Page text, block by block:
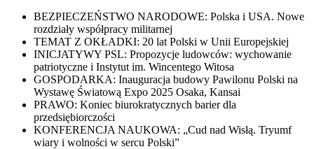
BEZPIECZEŃSTWO NARODOWE: Polska i USA. Nowe
rozdziały współpracy militarnej
TEMAT Z OKŁADKI: 20 lat Polski w Unii Europejskiej
INICJATYWY PSL: Propozycje ludowców: wychowanie
patriotyczne i Instytut im. Wincentego Witosa
GOSPODARKA: Inauguracja budowy Pawilonu Polski na
Wystawę Światową Expo 2025 Osaka, Kansai
PRAWO: Koniec biurokratycznych barier dla
przedsiębiorczości
KONFERENCJA NAUKOWA: „Cud nad Wisłą. Tryumf
wiary i wolności w sercu Polski”